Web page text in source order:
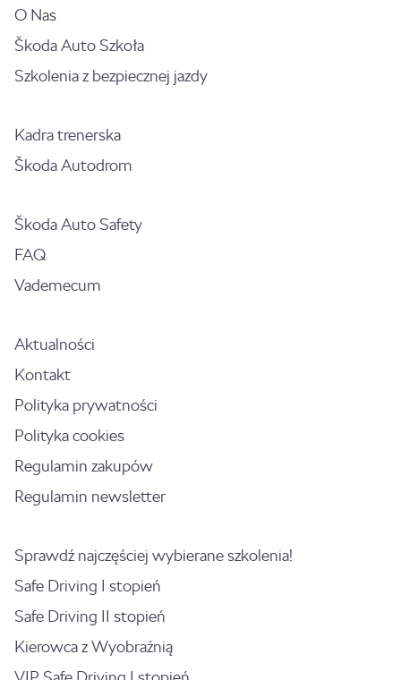
O Nas
Škoda Auto Szkoła
Szkolenia z bezpiecznej jazdy
Kadra trenerska
Škoda Autodrom
Škoda Auto Safety
FAQ
Vademecum
Aktualności
Kontakt
Polityka prywatności
Polityka cookies
Regulamin zakupów
Regulamin newsletter
Sprawdź najczęściej wybierane szkolenia!
Safe Driving I stopień
Safe Driving II stopień
Kierowca z Wyobraźnią